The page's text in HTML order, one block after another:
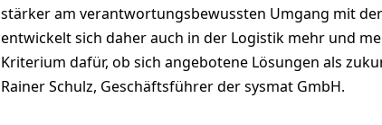
stärker am verantwortungsbewussten Umgang mit
entwickelt sich daher auch in der Logistik mehr und
Kriterium dafür, ob sich angebotene Lösungen als
Rainer Schulz, Geschäftsführer der sysmat GmbH.